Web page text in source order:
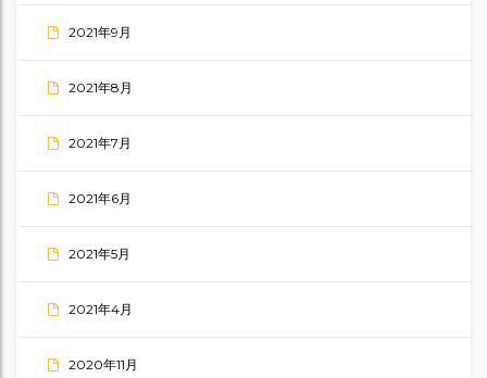
2021年9月
2021年8月
2021年7月
2021年6月
2021年5月
2021年4月
2020年11月